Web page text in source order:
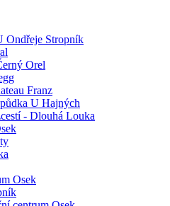
Ondřeje Stropník
Orel
Franz
U Hajných
- Dlouhá Louka
Osek